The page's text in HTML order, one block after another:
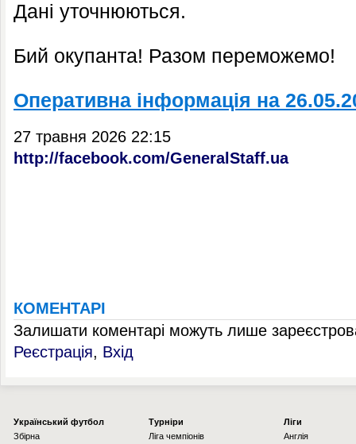
Дані уточнюються.
Бий окупанта! Разом переможемо!
Оперативна інформація на
27 травня 2026 22:15
http://facebook.com/GeneralStaff.ua
КОМЕНТАРІ
Залишати коментарі можуть лише
Реєстрація, Вхід
Українcький футбол
Збірна
Турніри
Ліга чемпіонів
Ліги
Англія